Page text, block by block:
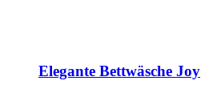
Elegante Bettwäsche Joy